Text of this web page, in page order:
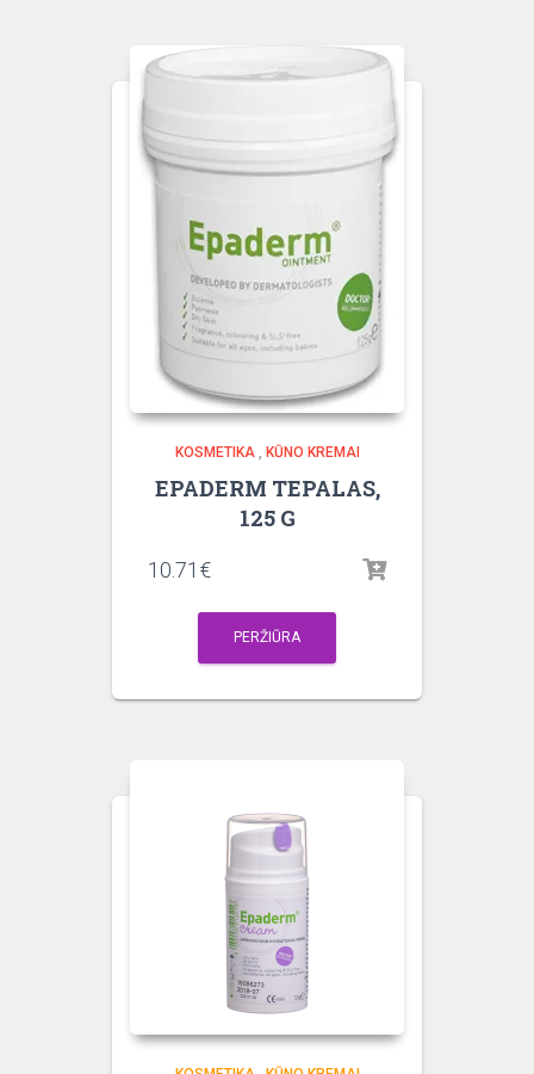
KOSMETIKA, KŪNO KREMAI
EPADERM TEPALAS,
125 G
10.71 €
PERŽIŪRA